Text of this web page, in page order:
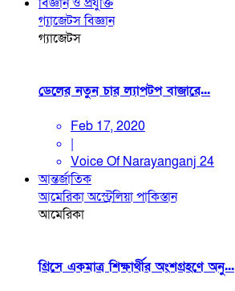
গ্যাজেটসবিজ্ঞান
গ্যাজেটস
ডেলের নতুন চার ল্যাপটপ বাজারে...
Feb 17, 2020
|
Voice Of Narayanganj 24
আন্তর্জাতিক
আমেরিকাঅস্ট্রেলিয়াপাকিস্তান
আমেরিকা
গ্রিসে একমাত্র শিক্ষার্থীর অংশগ্রহণে অনু...